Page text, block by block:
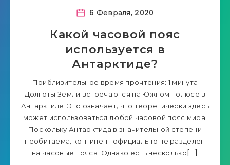
6 Февраля, 2020
Какой часовой пояс
используется в
Антарктиде?
Приблизительное время прочтения: 1 минута
Долготы Земли встречаются на Южном полюсе в
Антарктиде. Это означает, что теоретически здесь
может использоваться любой часовой пояс мира.
Поскольку Антарктида в значительной степени
необитаема, континент официально не разделен
на часовые пояса. Однако есть несколько[…]